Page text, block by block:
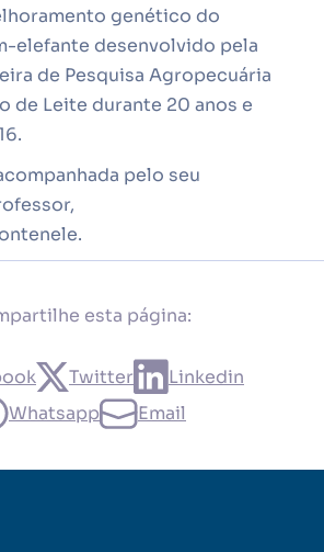
genético do
elefante desenvolvido pela
de Pesquisa Agropecuária
de Leite durante 20 anos e
pelo seu
esta página:
Twitter
Linkedin
Whatsapp
Email